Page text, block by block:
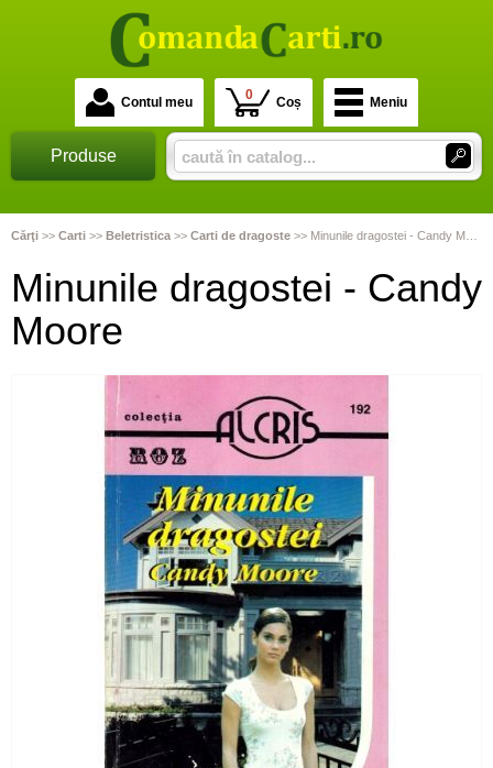
Contul meu 0 Coș Meniu
Produse
Cărţi >> Carti >> Beletristica >> Carti de dragoste >> Minunile dragostei - Candy Moore
Minunile dragostei - Candy
Moore